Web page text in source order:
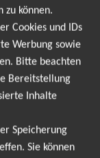
Newsletter
meiner E-
des Newsletters
Den
zu können.
Cookies und IDs
Werbung sowie
Bitte beachten
Bereitstellung
Inhalte
Speicherung
Sie können